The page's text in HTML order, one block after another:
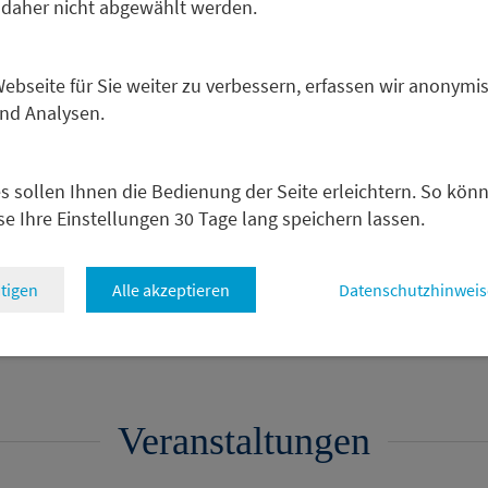
nicht abgewählt werden.
für Sie weiter zu verbessern, erfassen wir
Analysen.
sollen Ihnen die Bedienung der Seite erleichtern. So
Ihre Einstellungen 30 Tage lang speichern lassen.
Alle akzeptieren
für
und
müssen Taten
Veranstaltungen